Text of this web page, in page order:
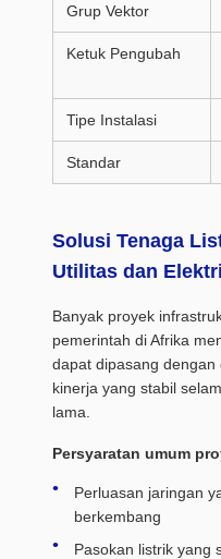
Grup Vektor
Ketuk Pengubah
Tipe Instalasi
Standar
Solusi Tenaga
Utilitas dan
Banyak proyek
pemerintah di Afrika
dapat dipasang
kinerja yang stabil
lama.
Persyaratan umum
Perluasan jaringan
berkembang
Pasokan listrik yang